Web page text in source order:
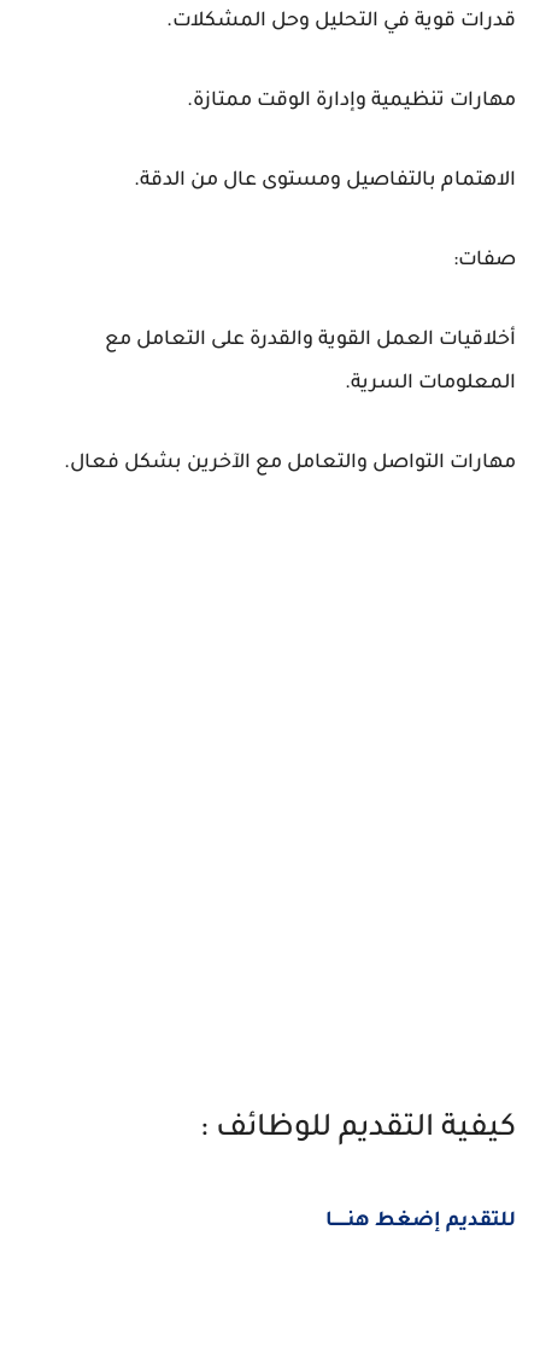
قدرات قوية في التحليل وحل المشكلات.
مهارات تنظيمية وإدارة الوقت ممتازة.
الاهتمام بالتفاصيل ومستوى عال من الدقة.
صفات:
أخلاقيات العمل القوية والقدرة على التعامل مع
المعلومات السرية.
مهارات التواصل والتعامل مع الآخرين بشكل فعال.
كيفية التقديم للوظائف :
للتقديم إضغط هنــــــا